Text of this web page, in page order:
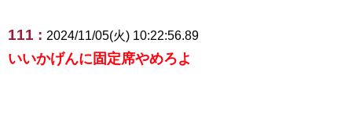
111 : 2024/11/05(火) 10:22:56.89
いいかげんに固定席やめろよ